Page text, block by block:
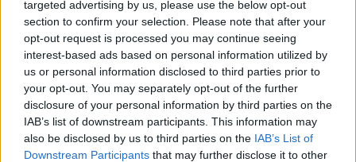
targeted advertising by us, please use the below opt-out
section to confirm your selection. Please note that after your
opt-out request is processed you may continue seeing
interest-based ads based on personal information utilized by
us or personal information disclosed to third parties prior to
your opt-out. You may separately opt-out of the further
disclosure of your personal information by third parties on the
IAB’s list of downstream participants. This information may
also be disclosed by us to third parties on the IAB’s List of
Downstream Participants that may further disclose it to other
Geekblog Avempartha - Az elfek tornya 2013.08.19 06:00:00